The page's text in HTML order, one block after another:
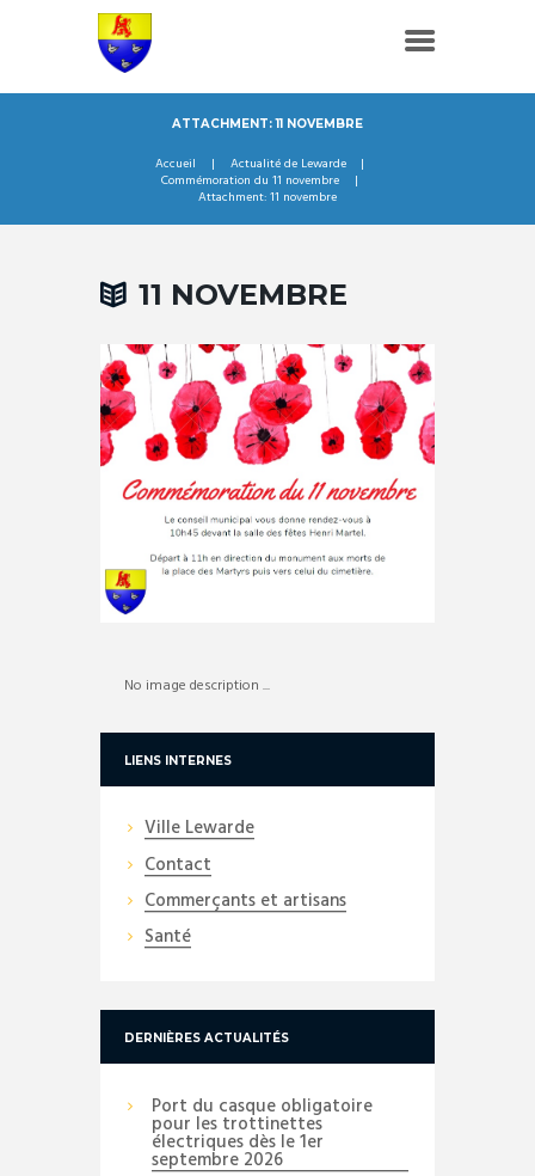
ATTACHMENT: 11 NOVEMBRE
Accueil
Actualité de Lewarde
Commémoration du 11 novembre
Attachment: 11 novembre
11 NOVEMBRE
No image description ...
LIENS INTERNES
Ville Lewarde
Contact
Commerçants et artisans
Santé
DERNIÈRES ACTUALITÉS
Port du casque obligatoire
pour les trottinettes
électriques dès le 1er
septembre 2026